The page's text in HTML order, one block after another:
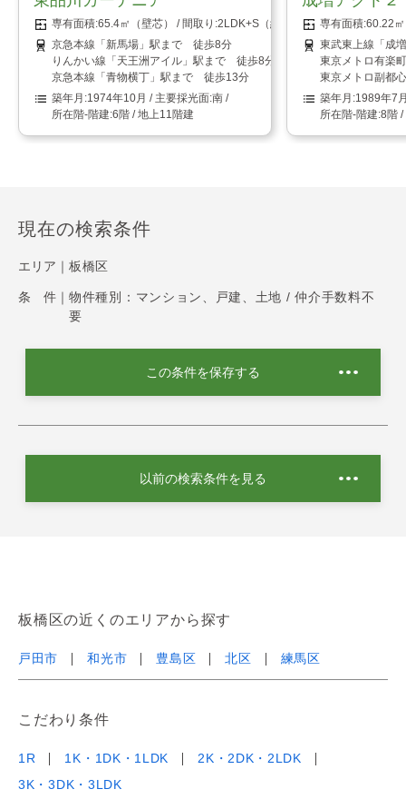
65.4㎡（壁芯）
2LDK+S（納戸）
京急本線「新馬場」駅まで 徒歩8分
りんかい線「天王洲アイル」駅まで 徒歩8分
京急本線「青物横丁」駅まで 徒歩13分
1974年10月
南
6階 / 地上11階建
60.22
東武東上線「成
東京メトロ有楽
東京メトロ副都
1989年7
8階 /
現在の検索条件
エリア｜ 板橋区
条 件｜ 物件種別：マンション、戸建、土地 / 仲介手数料不
要
この条件を保存する
以前の検索条件を見る
板橋区の近くのエリアから探す
戸田市 和光市 豊島区 北区 練馬区
こだわり条件
1R 1K・1DK・1LDK
2K・2DK・2LDK
3K・3DK・3LDK